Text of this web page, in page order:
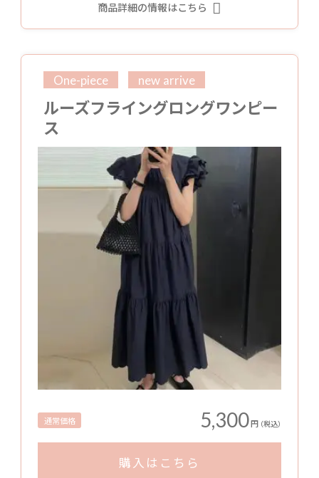
商品詳細の情報はこちら
One-piece new arrive
ルーズフライングロングワンピー
ス
通常価格 5,300円 （税込）
購入はこちら